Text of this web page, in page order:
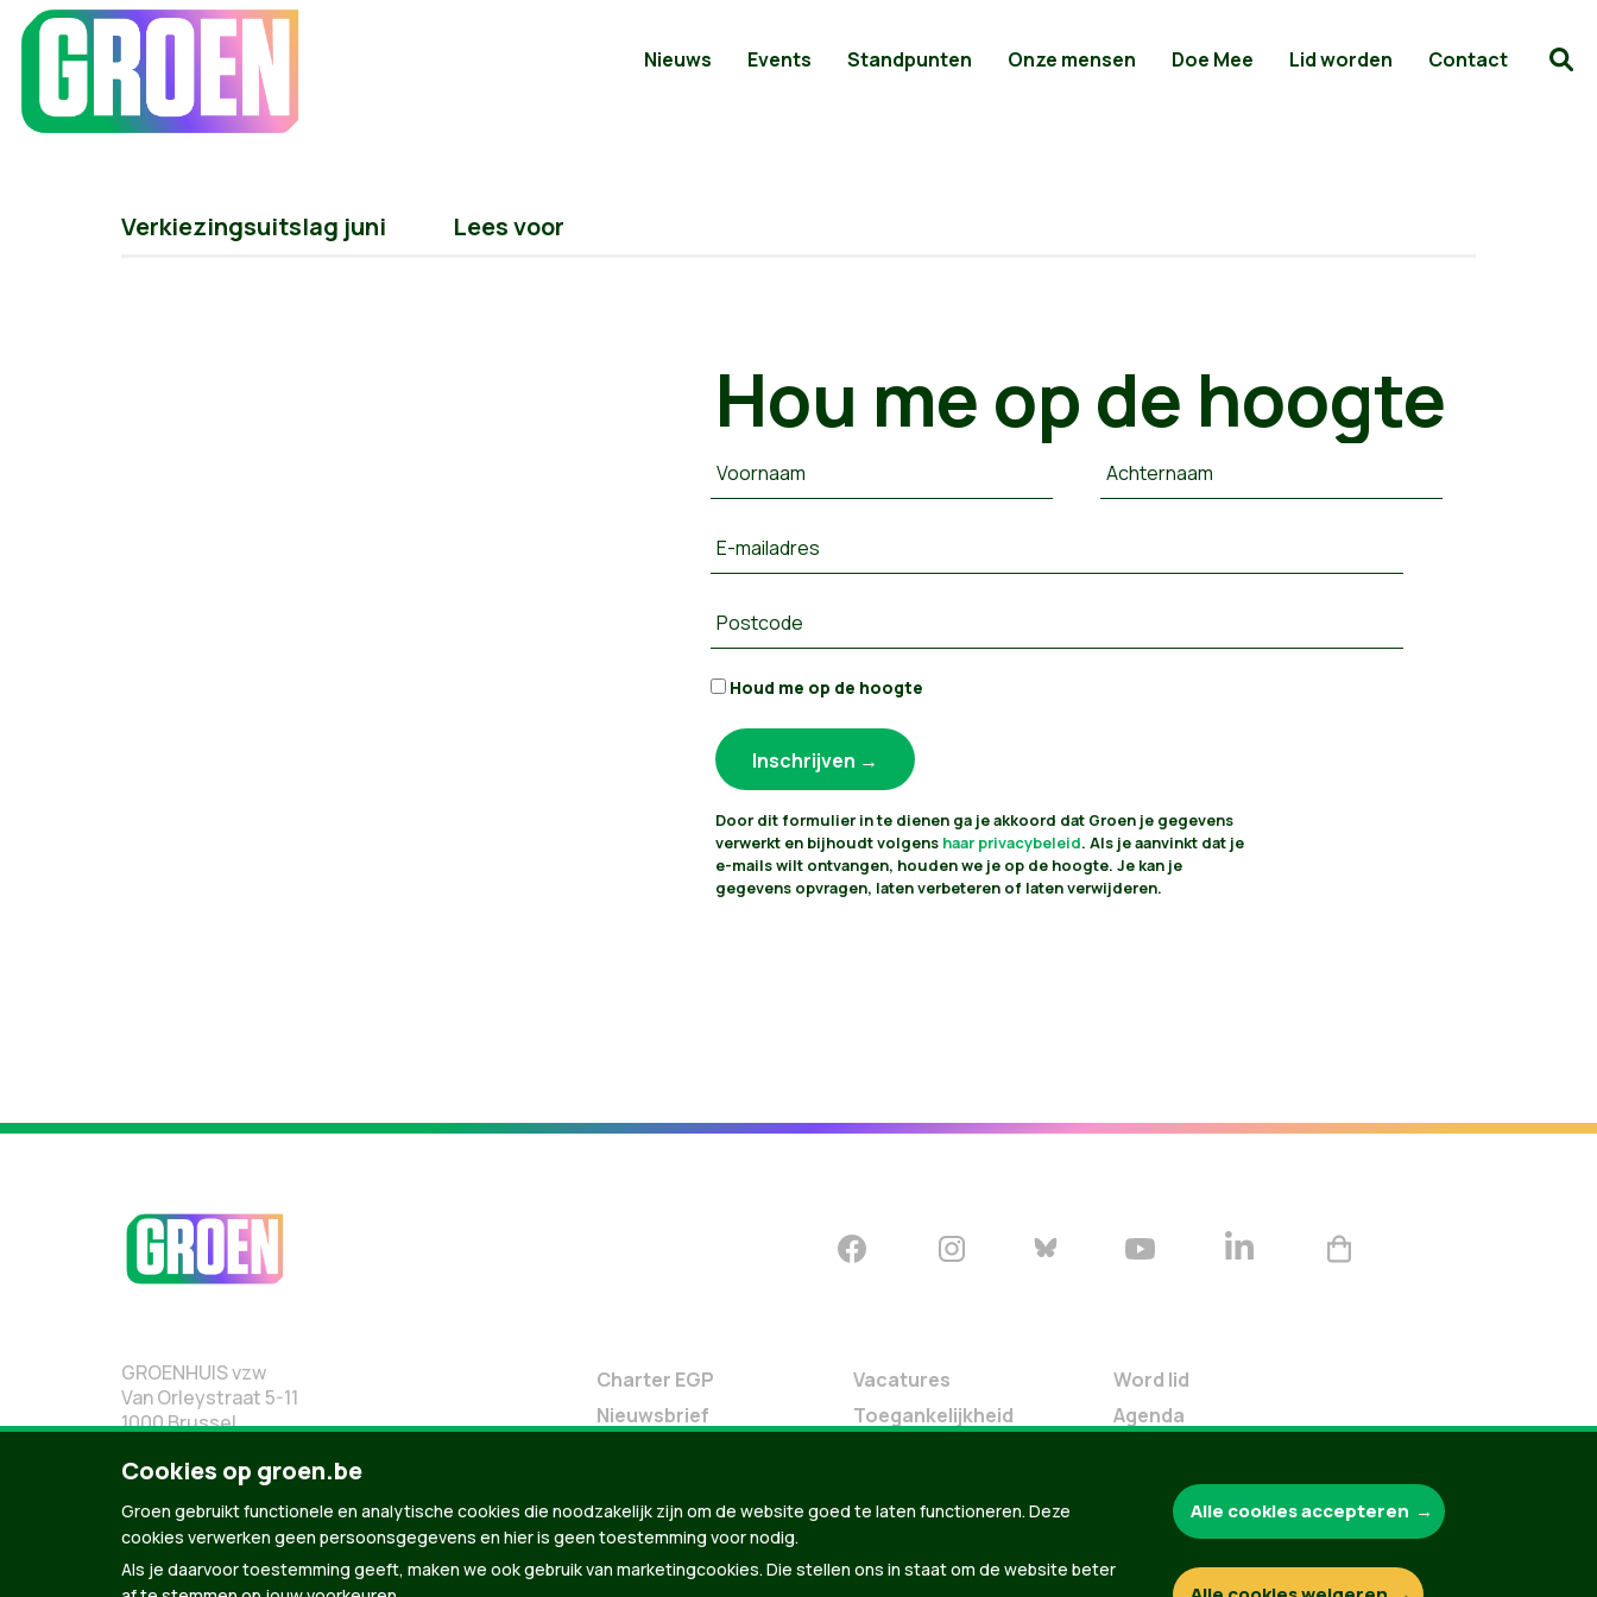
Nieuws Events Standpunten Onze mensen Doe Mee Lid worden Contact
Verkiezingsuitslag juni Lees voor
Hou me op de hoogte
Voornaam Achternaam
E-mailadres
Postcode
Houd me op de hoogte
Door dit formulier in te dienen ga je akkoord dat Groen je gegevens
verwerkt en bijhoudt volgens haar privacybeleid. Als je aanvinkt dat je
e-mails wilt ontvangen, houden we je op de hoogte. Je kan je
gegevens opvragen, laten verbeteren of laten verwijderen.
GROENHUIS vzw
Van Orleystraat 5-11
1000 Brussel
02 219 19 19
Charter EGP
Nieuwsbrief
Groen in je buurt
Meldpunt
Vacatures
Toegankelijkheid
Word lid
Agenda
Verleng je lidmaatschap
Programma oktober 2024
Cookies op groen.be
Groen gebruikt functionele en analytische cookies die noodzakelijk zijn om de website goed te laten functioneren. Deze
cookies verwerken geen persoonsgegevens en hier is geen toestemming voor nodig.
Als je daarvoor toestemming geeft, maken we ook gebruik van marketingcookies. Die stellen ons in staat om de website beter
Alle cookies accepteren